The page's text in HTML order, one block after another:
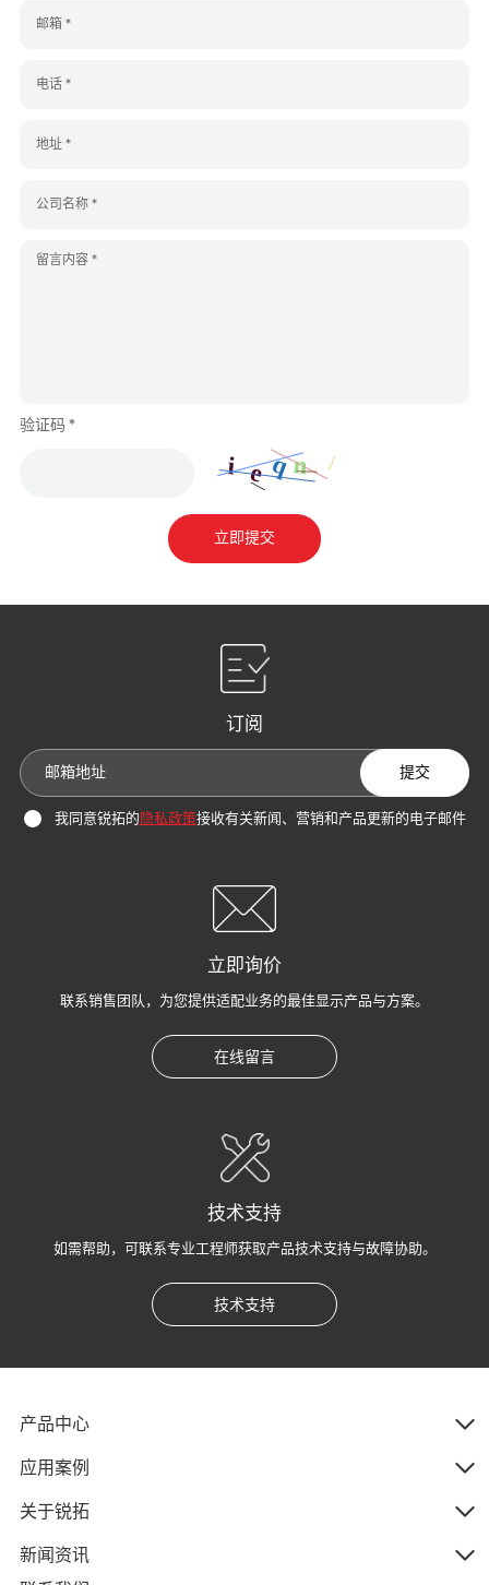
验证码 *
立即提交
订阅
提交
我同意锐拓的 隐私政策接收有关新闻、营销和产品更新的电子邮件
立即询价
联系销售团队，为您提供适配业务的最佳显示产品与方案。
在线留言
技术支持
如需帮助，可联系专业工程师获取产品技术支持与故障协助。
技术支持
产品中心
应用案例
关于锐拓
新闻资讯